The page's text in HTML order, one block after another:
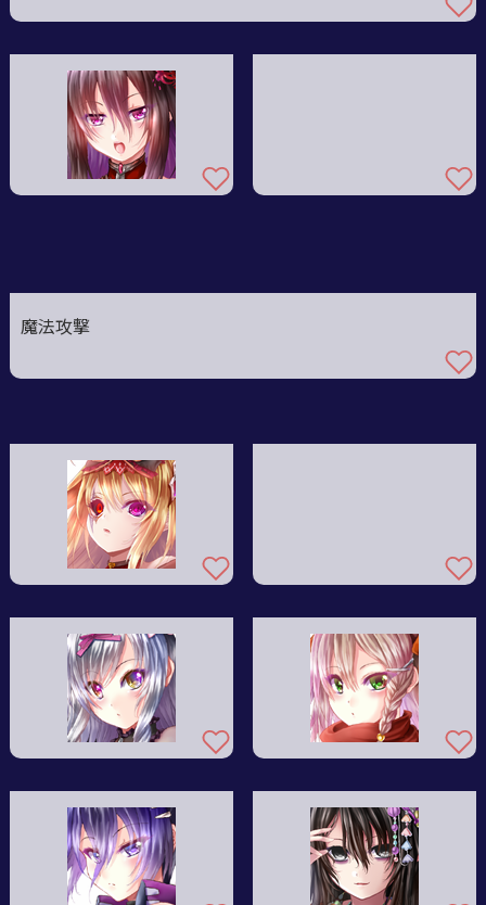
魔法攻撃